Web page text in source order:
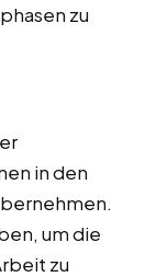
zu
in den
um die
zu